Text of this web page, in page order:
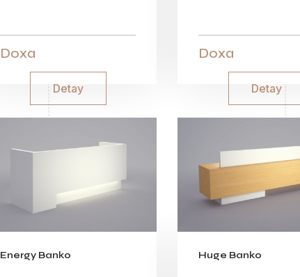
Doxa
Detay
Doxa
Detay
Energy Banko Huge Banko